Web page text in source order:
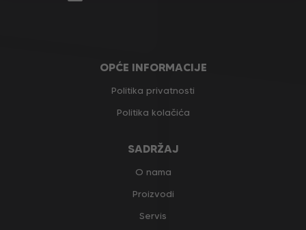
OPĆE INFORMACIJE
Politika privatnosti
Politika kolačića
SADRŽAJ
O nama
Proizvodi
Servis